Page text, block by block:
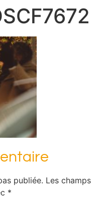
publiée. Les champs
*